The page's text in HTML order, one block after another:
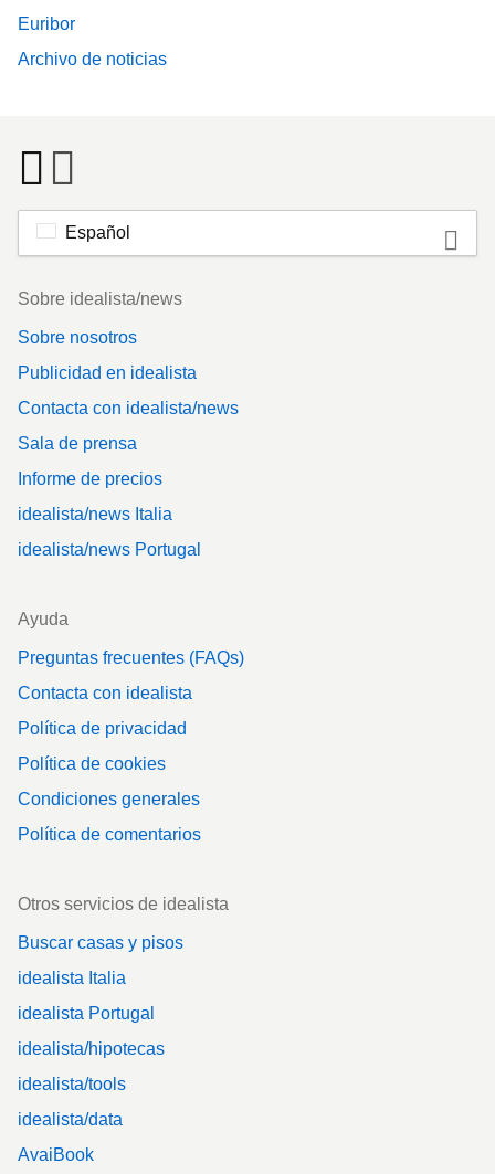
Euribor
Archivo de noticias
Español
Footer
Sobre idealista/news
Sobre nosotros
Publicidad en idealista
Contacta con idealista/news
Sala de prensa
Informe de precios
idealista/news Italia
idealista/news Portugal
Ayuda
Preguntas frecuentes (FAQs)
Contacta con idealista
Política de privacidad
Política de cookies
Condiciones generales
Política de comentarios
Otros servicios de idealista
Buscar casas y pisos
idealista Italia
idealista Portugal
idealista/hipotecas
idealista/tools
idealista/data
AvaiBook